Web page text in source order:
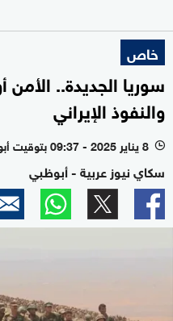
خاص
سوريا الجديدة..
والنفوذ الإيراني
l 8 يناير 2025 - 09:37 بتوقيت أبوظبي
سكاي نيوز عربية - أبوظبي